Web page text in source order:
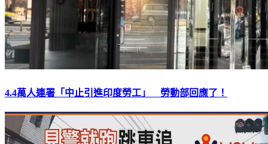
4.4萬人連署「中止引進印度勞工」 勞動部回應了！